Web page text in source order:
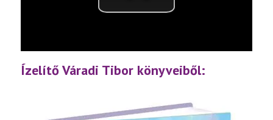
Videó
Ízelítő Váradi Tibor könyveiből: